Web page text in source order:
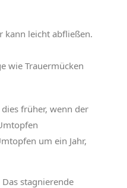
kann leicht abfließen.
wie Trauermücken
früher, wenn der
um ein Jahr,
stagnierende